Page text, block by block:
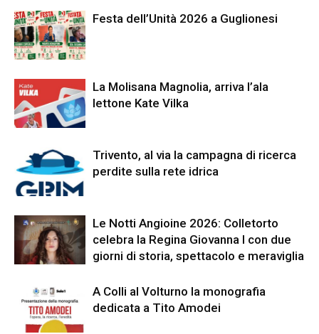
Festa dell’Unità 2026 a Guglionesi
La Molisana Magnolia, arriva l’ala
lettone Kate Vilka
Trivento, al via la campagna di ricerca
perdite sulla rete idrica
Le Notti Angioine 2026: Colletorto
celebra la Regina Giovanna I con due
giorni di storia, spettacolo e meraviglia
A Colli al Volturno la monografia
dedicata a Tito Amodei